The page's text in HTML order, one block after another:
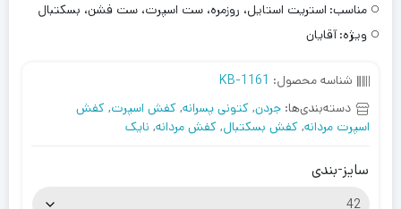
مناسب: استریت استایل، روزمره، ست اسپرت، ست فشن، بسکتبال
ویژه: آقایان
شناسه محصول: KB-1161
دسته‌بندی‌ها: جردن, کتونی پسرانه, کفش اسپرت, کفش
اسپرت مردانه, کفش بسکتبال, کفش مردانه, نایک
سایز-بندی